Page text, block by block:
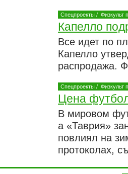
Спецпроекты / Физкульт
Капелло
Все идет по
Капелло
распродажа.
Спецпроекты / Физкульт
Цена
В мировом
а «Таврия»
повлиял на
протоколах,